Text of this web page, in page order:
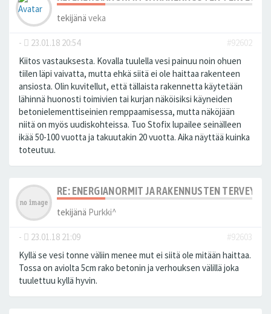
tekijänä veka
- 23.01.18 20:54
#92602
Kiitos vastauksesta. Kovalla tuulella vesi painuu noin ohuen
tiilen läpi vaivatta, mutta ehkä siitä ei ole haittaa rakenteen
ansiosta. Olin kuvitellut, että tällaista rakennetta käytetään
lähinnä huonosti toimivien tai kurjan näköisiksi käyneiden
betonielementtiseinien remppaamisessa, mutta näköjään
niitä on myös uudiskohteissa. Tuo Stofix lupailee seinälleen
ikää 50-100 vuotta ja takuutakin 20 vuotta. Aika näyttää kuinka
toteutuu.
RE: ENERGIANORMIT JA RAKENNUSTEN TERVEYS
tekijänä Purkki^
- 23.01.18 21:09
#92603
Kyllä se vesi tonne väliin menee mut ei siitä ole mitään haittaa.
Tossa on aviolta 5cm rako betonin ja verhouksen välillä joka
tuulettuu kyllä hyvin.